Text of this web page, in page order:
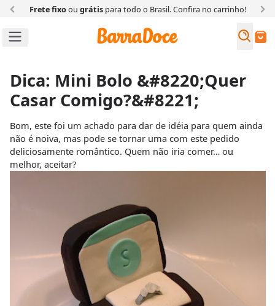
Frete fixoou grátispara todo o Brasil. Confira no carrinho!
Buscar
Dica: Mini Bolo &#8220;Quer
Casar Comigo?&#8221;
Bom, este foi um achado para dar de idéia para quem ainda
não é noiva, mas pode se tornar uma com este pedido
deliciosamente romântico. Quem não iria comer… ou
melhor, aceitar?